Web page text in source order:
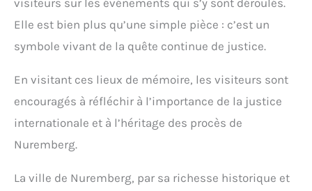
Elle est bien plus qu’une simple pièce : c’est un
symbole vivant de la quête continue de justice.
En visitant ces lieux de mémoire, les visiteurs sont
encouragés à réfléchir à l’importance de la justice
internationale et à l’héritage des procès de
Nuremberg.
La ville de Nuremberg, par sa richesse historique et